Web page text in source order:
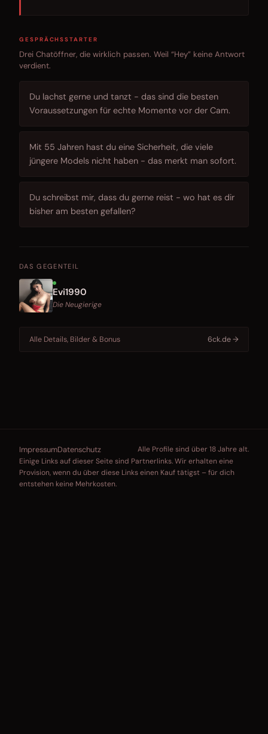
GESPRÄCHSSTARTER
Drei Chatöffner, die wirklich passen. Weil “Hey” keine Antwort
verdient.
Du lachst gerne und tanzt - das sind die besten
Voraussetzungen für echte Momente vor der Cam.
Mit 55 Jahren hast du eine Sicherheit, die viele
jüngere Models nicht haben - das merkt man sofort.
Du schreibst mir, dass du gerne reist - wo hat es dir
bisher am besten gefallen?
DAS GEGENTEIL
Evi1990
Die Neugierige
Alle Details, Bilder & Bonus 6ck.de →
ImpressumDatenschutz
Alle Profile sind über 18 Jahre alt.
Einige Links auf dieser Seite sind Partnerlinks. Wir erhalten eine
Provision, wenn du über diese Links einen Kauf tätigst – für dich
entstehen keine Mehrkosten.